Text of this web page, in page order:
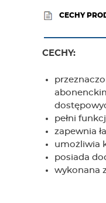
CECHY
CECHY:
pełni
zapewnia
umożliwia
posiada
wykonana